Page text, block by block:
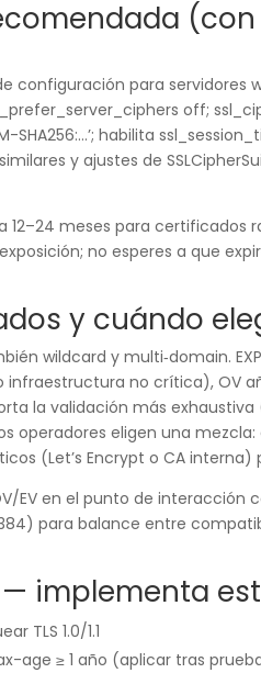
configuración para servidores
off;
SHA256:…’; habilita
y ajustes de
meses para certificados
no esperes a que
y cuándo
wildcard y multi‑domain.
infraestructura no crítica), OV
la validación más
operadores eligen una
(Let’s Encrypt o CA interna)
EV en el punto de
para balance entre
implementa
TLS 1.0/1.1
age ≥ 1 año (aplicar tras